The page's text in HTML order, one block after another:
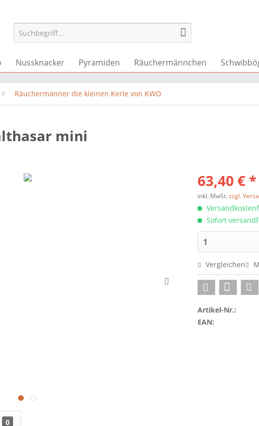
Nussknacker Pyramiden Räuchermännchen
Räuchermänner die kleinen Kerle von KWO
mini
63,40 € *
inkl. MwSt.zzgl.
Sofort
Vergleichen
Artikel-Nr.:
EAN:
0